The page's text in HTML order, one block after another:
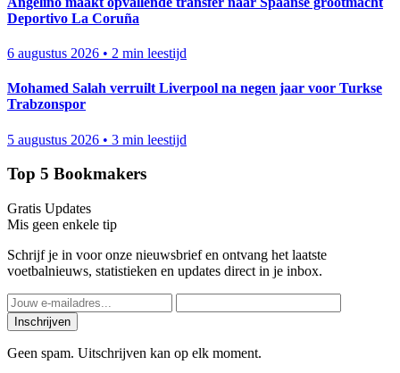
Deportivo La Coruña
6 augustus 2026 • 2 min leestijd
Mohamed Salah verruilt Liverpool na negen jaar voor Turkse
Trabzonspor
5 augustus 2026 • 3 min leestijd
Top 5 Bookmakers
Gratis Updates
Mis geen enkele tip
Schrijf je in voor onze nieuwsbrief en ontvang het laatste
voetbalnieuws, statistieken en updates direct in je inbox.
Inschrijven
Geen spam. Uitschrijven kan op elk moment.